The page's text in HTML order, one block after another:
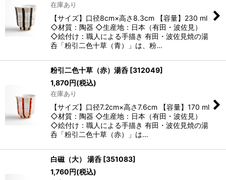
在庫あり
【サイズ】口径8cm×高さ8.3cm 【容量】230 ml
◇材質：陶器 ◇生産地：日本（有田・波佐見）
◇絵付け：職人による手描き 有田・波佐見焼の湯
呑「粉引二色十草（青）」は、粉…
粉引二色十草（赤）湯呑 [312049]
1,870円(税込)
在庫あり
【サイズ】口径7.2cm×高さ7.6cm 【容量】170 ml
◇材質：陶器 ◇生産地：日本（有田・波佐見）
◇絵付け：職人による手描き 有田・波佐見焼の湯
呑「粉引二色十草（赤）」は…
白磁（大） 湯呑 [351083]
1,760円(税込)